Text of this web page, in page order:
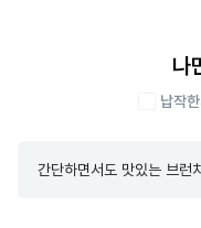
나
납작
간단하면서도 맛있는 브런